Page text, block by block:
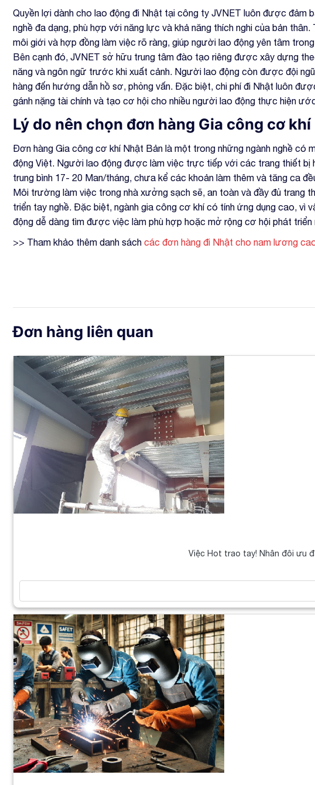
Quyền lợi dành cho lao động đi Nhật tại công ty JVNET luôn được đảm
nghề đa dạng, phù hợp với năng lực và khả năng thích nghi của bản
môi giới và hợp đồng làm việc rõ ràng, giúp người lao động yên tâm
Bên cạnh đó, JVNET sở hữu trung tâm đào tạo riêng được xây dựng
năng và ngôn ngữ trước khi xuất cảnh. Người lao động còn được đội
hàng đến hướng dẫn hồ sơ, phỏng vấn. Đặc biệt, chi phí đi Nhật luôn
gánh nặng tài chính và tạo cơ hội cho nhiều người lao động thực hiện
Lý do nên chọn đơn hàng Gia công cơ khí
Đơn hàng Gia công cơ khí Nhật Bản là một trong những ngành nghề có
động Việt. Người lao động được làm việc trực tiếp với các trang thiết bị
trung bình 17- 20 Man/tháng, chưa kể các khoản làm thêm và tăng ca
Môi trường làm việc trong nhà xưởng sạch sẽ, an toàn và đầy đủ trang
triển tay nghề. Đặc biệt, ngành gia công cơ khí có tính ứng dụng cao, vì
động dễ dàng tìm được việc làm phù hợp hoặc mở rộng cơ hội phát
>> Tham khảo thêm danh sách các đơn hàng đi Nhật cho nam lương
Đơn hàng liên quan
Việc Hot trao tay! Nhân đôi ưu